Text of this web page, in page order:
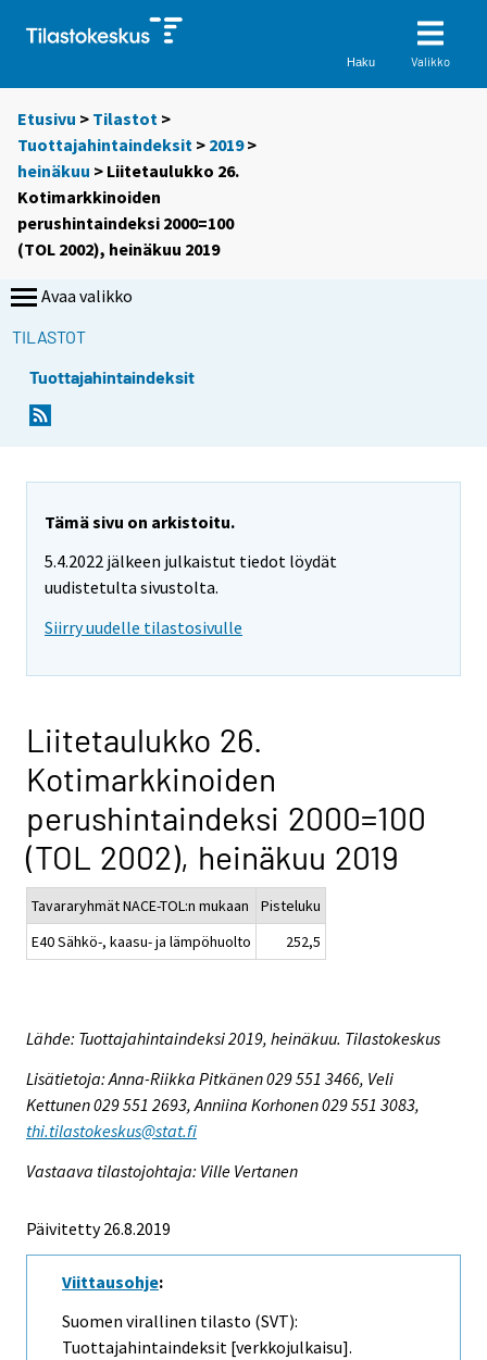
Haku Valikko
Etusivu > Tilastot >
Tuottajahintaindeksit > 2019>
heinäkuu > Liitetaulukko 26.
Kotimarkkinoiden
perushintaindeksi 2000=100
(TOL 2002), heinäkuu 2019
Avaa valikko
TILASTOT
Tuottajahintaindeksit
Tämä sivu on arkistoitu.
5.4.2022 jälkeen julkaistut tiedot löydät
uudistetulta sivustolta.
Siirry uudelle tilastosivulle
Liitetaulukko 26.
Kotimarkkinoiden
perushintaindeksi 2000=100
(TOL 2002), heinäkuu 2019
Tavararyhmät NACE-TOL:n mukaan
Pisteluku
E40 Sähkö-, kaasu- ja lämpöhuolto
252,5
Lähde: Tuottajahintaindeksi 2019, heinäkuu. Tilastokeskus
Lisätietoja: Anna-Riikka Pitkänen 029 551 3466, Veli
Kettunen 029 551 2693, Anniina Korhonen 029 551 3083,
thi.tilastokeskus@stat.fi
Vastaava tilastojohtaja: Ville Vertanen
Päivitetty 26.8.2019
Viittausohje:
Suomen virallinen tilasto (SVT):
Tuottajahintaindeksit [verkkojulkaisu].